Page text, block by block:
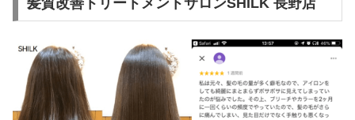
髪質改善トリートメントサロンSHILK 長野店